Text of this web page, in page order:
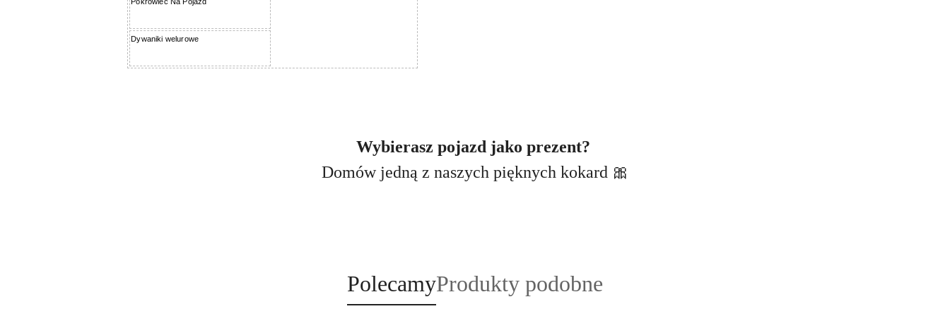
Dywaniki welurowe
Wybierasz pojazd jako prezent?
Domów jedną z naszych pięknych kokard 🎀
Produkty
PolecamyProdukty
Produkty podobne